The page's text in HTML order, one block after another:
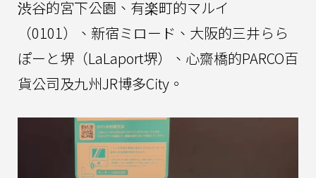
渋谷的宮下公園、有楽町的マルイ
（0101）、新宿ミロード、大阪的三井らら
ぽーと堺（LaLaport堺）、心齋橋的PARCO百
貨公司及九州JR博多City。